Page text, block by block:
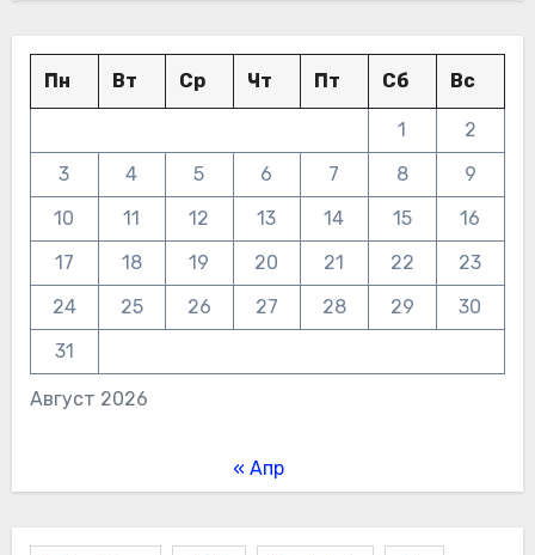
Август 2026
Пн Вт Ср Чт Пт Сб Вс
1
2
3
4 5 6 7 8
9
10
11 12 13 14 15
16
17
18 19 20 21 22
23
24
25 26 27 28 29
30
31
« Апр